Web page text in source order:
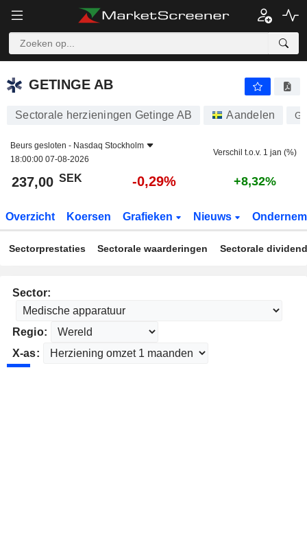
GETINGE AB
GETINGE AB
Sectorale herzieningen Getinge AB Aandelen
Beurs gesloten - Nasdaq Stockholm
18:00:00 07-08-2026
Verschil t.o.v. 1 jan (%)
237,00 SEK -0,29% +8,32%
Overzicht Koersen Grafieken Nieuws
Sectorprestaties Sectorale waarderingen Sectorale
Sector:
Regio:
X-as: